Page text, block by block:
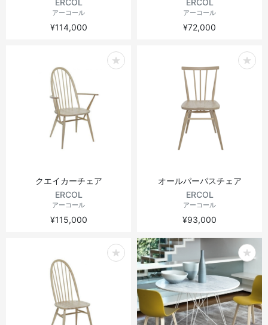
ERCOL
アーコール
¥114,000
ERCOL
アーコール
¥72,000
クエイカーチェア
ERCOL
アーコール
¥115,000
オールパーパスチェア
ERCOL
アーコール
¥93,000